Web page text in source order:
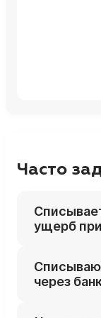
Часто
ущерб
через